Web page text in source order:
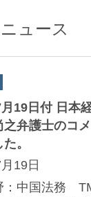
ュース
19日付 日本
之弁護士のコ
。
19日
：中国法務